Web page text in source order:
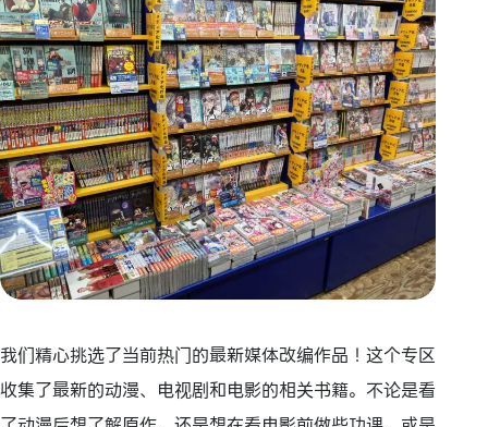
我们精心挑选了当前热门的最新媒体改编作品！这个专区
收集了最新的动漫、电视剧和电影的相关书籍。不论是看